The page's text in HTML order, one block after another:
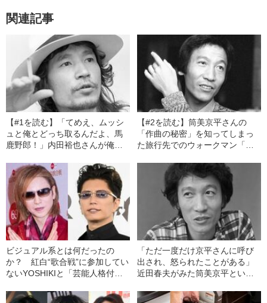
関連記事
【#1を読む】「てめえ、ムッシ
ュと俺とどっち取るんだよ、馬
鹿野郎！」内田裕也さんが俺に
【#2を読む】筒美京平さんの
「作曲の秘密」を知ってしまっ
た旅行先でのウォークマン「ネ
ビジュアル系とは何だったの
か？ 紅白“歌合戦”に参加してい
ないYOSHIKIと「芸能人格付
「ただ一度だけ京平さんに呼び
出され、怒られたことがある」
近田春夫がみた筒美京平とい